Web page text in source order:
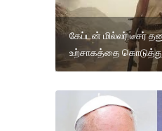
கேப்டன் மில்லர் டீசர்
உற்சாகத்தை